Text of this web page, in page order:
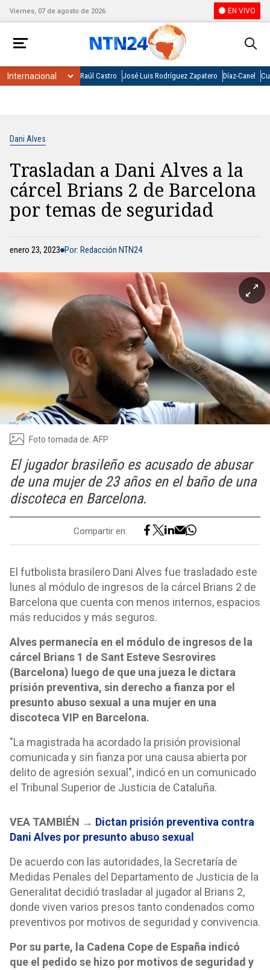
Viernes, 07 de agosto de 2026 EN VIVO
Raúl Castro José Luis Rodríguez Zapatero Díaz-Canel
Dani Alves
Trasladan a Dani Alves a la
cárcel Brians 2 de Barcelona
por temas de seguridad
enero 23, 2023 Por: Redacción NTN24
Foto tomada de: AFP
El jugador brasileño es acusado de abusar
de una mujer de 23 años en el baño de una
discoteca en Barcelona.
Compartir en:
El futbolista brasilero Dani Alves fue trasladado este
lunes al módulo de ingresos de la cárcel Brians 2 de
Barcelona que cuenta con menos internos, espacios
más reducidos y más seguros.
Alves permanecía en el módulo de ingresos de la
cárcel Brians 1 de Sant Esteve Sesrovires
(Barcelona) luego de que una jueza le dictara
prisión preventiva, sin derecho a fianza por el
presunto abuso sexual a una mujer en una
discoteca VIP en Barcelona.
"La magistrada ha acordado la prisión provisional
comunicada y sin fianza por una causa abierta por
delito de agresión sexual", indicó en un comunicado
el Tribunal Superior de Justicia de Cataluña.
VEA TAMBIÉN → Dictan prisión preventiva contra
Dani Alves por presunto abuso sexual
De acuerdo con las autoridades, la Secretaría de
Medidas Penales del Departamento de Justicia de la
Generalitat decidió trasladar al jugador al Brians 2,
donde viven varios presos tanto condenados como
preventivos por motivos de seguridad y convivencia.
Por su parte, la Cadena Cope de España indicó
que el pedido se hizo por motivos de seguridad y